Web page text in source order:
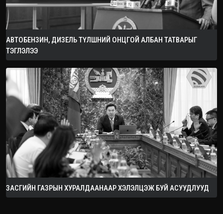
АВТОБЕНЗИН, ДИЗЕЛЬ ТҮЛШНИЙ ОНЦГОЙ АЛБАН ТАТВАРЫГ
ТЭГЛЭЛЭЭ
ЗАСГИЙН ГАЗРЫН ХУРАЛДААНААР ХЭЛЭЛЦЭЖ БУЙ АСУУДЛУУД